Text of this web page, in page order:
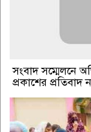
সংবাদ সম্মেলনে
প্রকাশের প্রতিবাদ